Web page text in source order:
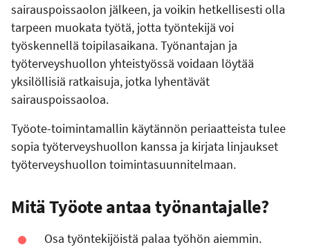
sairauspoissaolon jälkeen, ja voikin hetkellisesti olla
tarpeen muokata työtä, jotta työntekijä voi
työskennellä toipilasaikana. Työnantajan ja
työterveyshuollon yhteistyössä voidaan löytää
yksilöllisiä ratkaisuja, jotka lyhentävät
sairauspoissaoloa.
Työote-toimintamallin käytännön periaatteista tulee
sopia työterveyshuollon kanssa ja kirjata linjaukset
työterveyshuollon toimintasuunnitelmaan.
Mitä Työote antaa työnantajalle?
Osa työntekijöistä palaa työhön aiemmin.